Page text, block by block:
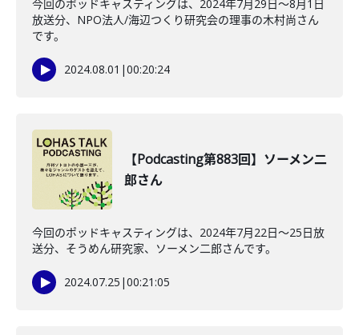
今回のポッドキャスティングは、2024年7月29日〜8月1日
放送分、NPO法人/海辺つくり研究会の理事の木村尚さん
です。
2024.08.01 |00:20:24
【Podcasting第883回】ソーメン二
郎さん
今回のポッドキャスティングは、2024年7月22日〜25日放
送分、そうめん研究家、ソーメン二郎さんです。
2024.07.25 |00:21:05